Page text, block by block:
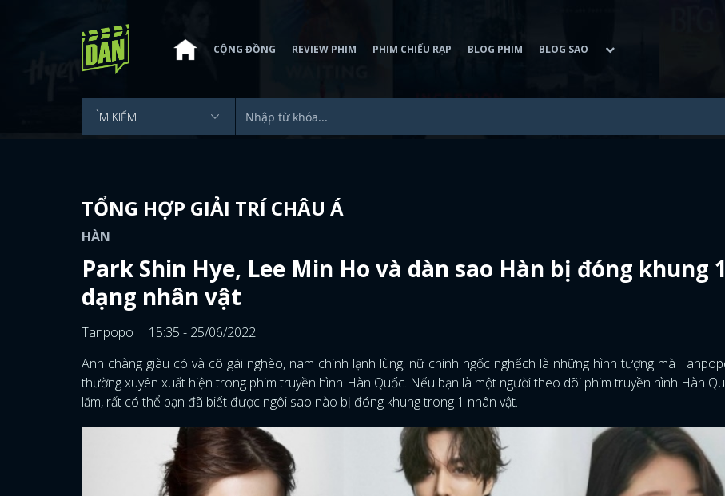
CỘNG ĐỒNG REVIEW PHIM PHIM CHIẾU RẠP BLOG PHIM BLOG SAO
TỔNG HỢP GIẢI TRÍ CHÂU Á
HÀN
Park Shin Hye, Lee Min Ho và dàn sao Hàn bị đóng khung 1
dạng nhân vật
Tanpopo
15:35 - 25/06/2022
Anh chàng giàu có và cô gái nghèo, nam chính lạnh lùng, nữ chính ngốc nghếch là những hình tượng mà
thường xuyên xuất hiện trong phim truyền hình Hàn Quốc. Nếu bạn là một người theo dõi phim truyền hình Hàn
lăm, rất có thể bạn đã biết được ngôi sao nào bị đóng khung trong 1 nhân vật.